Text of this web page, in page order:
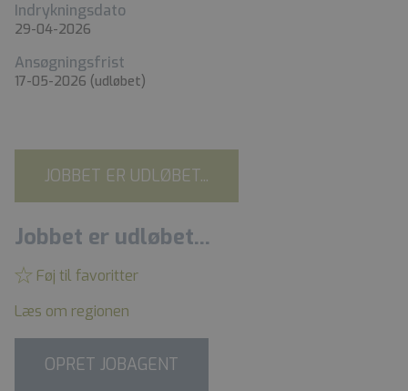
Indrykningsdato
29-04-2026
Ansøgningsfrist
17-05-2026 (udløbet)
JOBBET ER UDLØBET...
Jobbet er udløbet...
Føj til favoritter
Læs om regionen
OPRET JOBAGENT